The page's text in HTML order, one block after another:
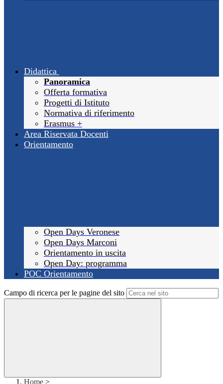
Didattica
Panoramica
Offerta formativa
Progetti di Istituto
Normativa di riferimento
Erasmus +
Area Riservata Docenti
Orientamento
Open Days Veronese
Open Days Marconi
Orientamento in uscita
Open Day: programma
POC Orientamento
Campo di ricerca per le pagine del sito
Home >